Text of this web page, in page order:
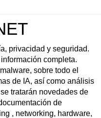
privacidad y seguridad.
completa.
sobre todo el
de IA, así como análisis
tratarán novedades de
de
, networking, hardware,